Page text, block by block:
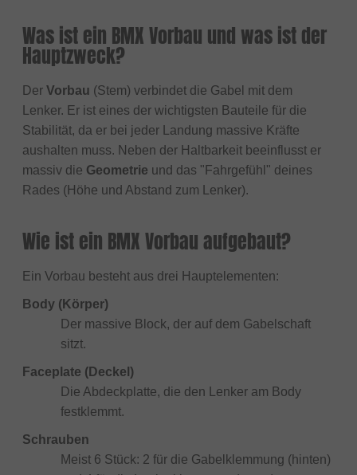
Was ist ein BMX Vorbau und was ist der
Hauptzweck?
Der Vorbau (Stem) verbindet die Gabel mit dem
Lenker. Er ist eines der wichtigsten Bauteile für die
Stabilität, da er bei jeder Landung massive Kräfte
aushalten muss. Neben der Haltbarkeit beeinflusst er
massiv die Geometrie und das "Fahrgefühl" deines
Rades (Höhe und Abstand zum Lenker).
Wie ist ein BMX Vorbau aufgebaut?
Ein Vorbau besteht aus drei Hauptelementen:
Body (Körper)
Der massive Block, der auf dem Gabelschaft
sitzt.
Faceplate (Deckel)
Die Abdeckplatte, die den Lenker am Body
festklemmt.
Schrauben
Meist 6 Stück: 2 für die Gabelklemmung (hinten)